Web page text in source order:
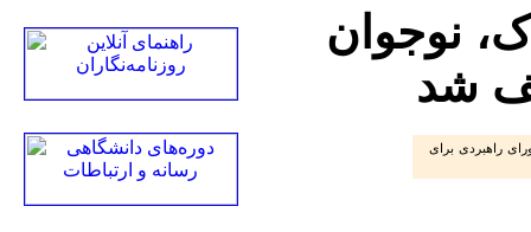
نوجوان
شد
راهبردی برای